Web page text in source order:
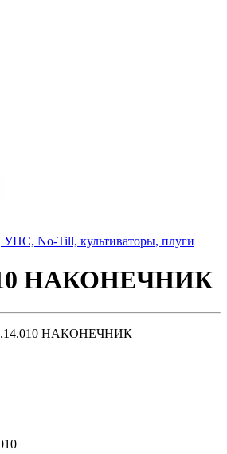
УПС, No-Till, культиваторы, плуги
НАКОНЕЧНИК
НАКОНЕЧНИК